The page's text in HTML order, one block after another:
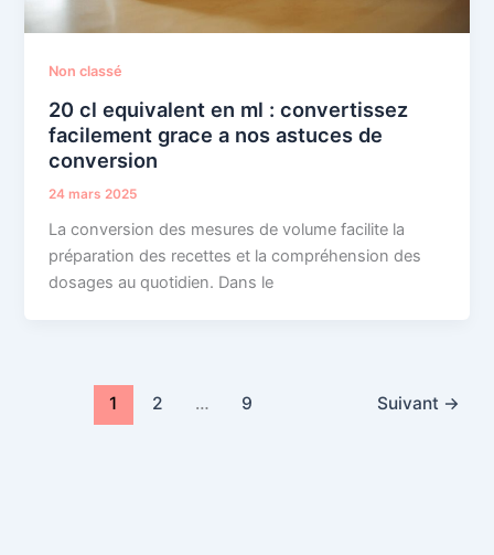
Non classé
20 cl equivalent en ml : convertissez
facilement grace a nos astuces de
conversion
24 mars 2025
La conversion des mesures de volume facilite la
préparation des recettes et la compréhension des
dosages au quotidien. Dans le
1 2 … 9 Suivant →